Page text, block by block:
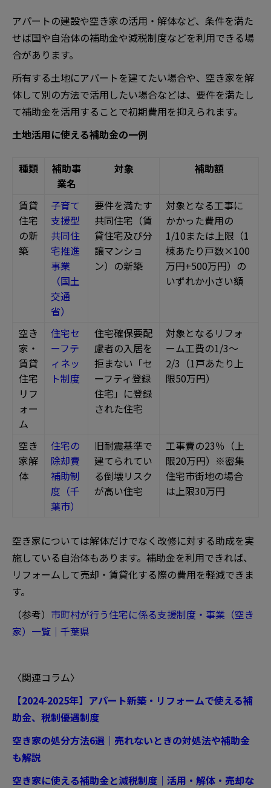
アパートの建設や空き家の活用・解体など、条件を満た
せば国や自治体の補助金や減税制度などを利用できる場
合があります。
所有する土地にアパートを建てたい場合や、空き家を解
体して別の方法で活用したい場合などは、要件を満たし
て補助金を活用することで初期費用を抑えられます。
土地活用に使える補助金の一例
種類
補助事
業名
対象 補助額
賃貸
住宅
の新
築
子育て
支援型
共同住
宅推進
事業
（国土
交通
省）
要件を満たす
共同住宅（賃
貸住宅及び分
譲マンショ
ン）の新築
対象となる工事に
かかった費用の
1/10または上限（1
棟あたり戸数×100
万円+500万円）の
いずれか小さい額
空き
家・
賃貸
住宅
リフ
ォー
ム
住宅セ
ーフテ
ィネッ
ト制度
住宅確保要配
慮者の入居を
拒まない「セ
ーフティ登録
住宅」に登録
された住宅
対象となるリフォ
ーム工費の1/3～
2/3（1戸あたり上
限50万円）
空き
家解
体
住宅の
除却費
補助制
度（千
葉市）
旧耐震基準で
建てられてい
る倒壊リスク
が高い住宅
工事費の23％（上
限20万円）※密集
住宅市街地の場合
は上限30万円
空き家については解体だけでなく改修に対する助成を実
施している自治体もあります。補助金を利用できれば、
リフォームして売却・賃貸化する際の費用を軽減できま
す。
（参考） 市町村が行う住宅に係る支援制度・事業（空き
家）一覧｜千葉県
〈関連コラム〉
【2024-2025年】アパート新築・リフォームで使える補
助金、税制優遇制度
空き家の処分方法6選｜売れないときの対処法や補助金
も解説
空き家に使える補助金と減税制度｜活用・解体・売却な